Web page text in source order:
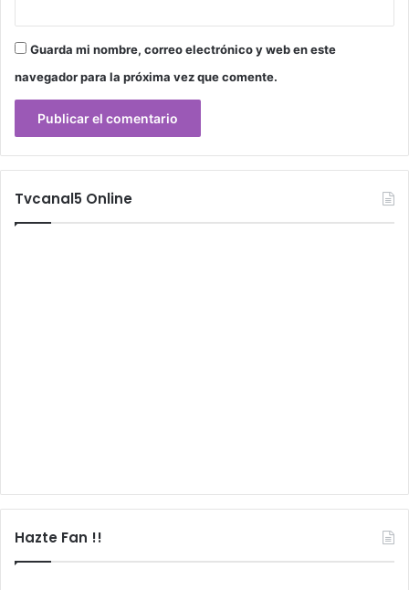
Guarda mi nombre, correo electrónico y web en este
navegador para la próxima vez que comente.
Tvcanal5 Online
Hazte Fan !!